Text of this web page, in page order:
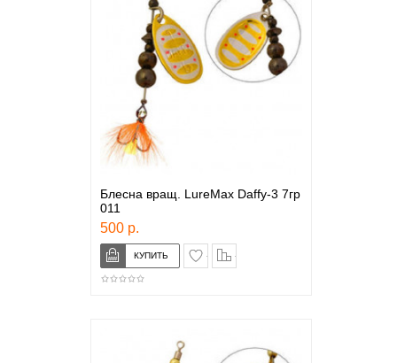
Блесна вращ. LureMax Daffy-3 7гр
011
500 р.
в закладки